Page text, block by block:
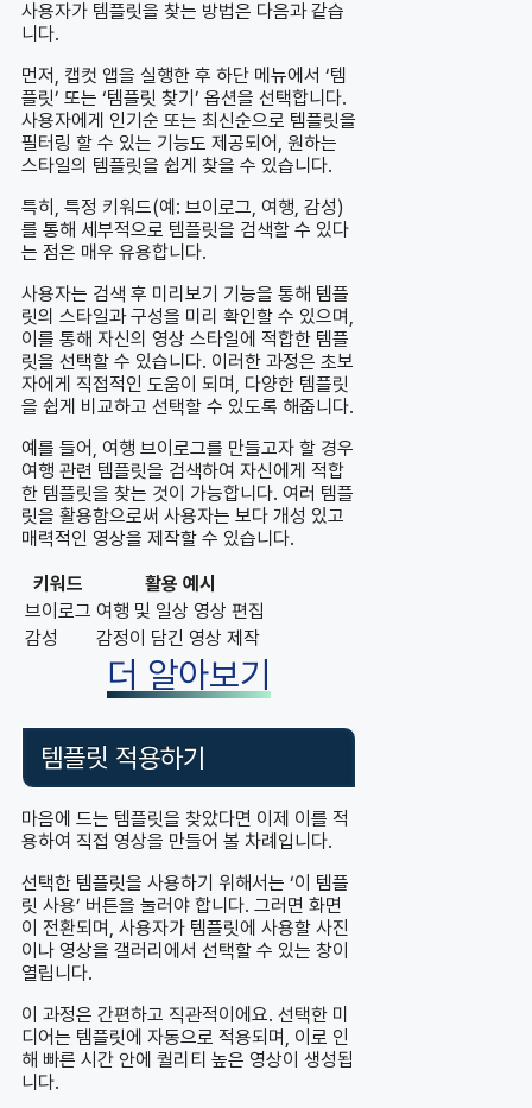
사용자가 템플릿을 찾는 방법은 다음과 같습
니다.
먼저, 캡컷 앱을 실행한 후 하단 메뉴에서 ‘템
플릿’ 또는 ‘템플릿 찾기’ 옵션을 선택합니다.
사용자에게 인기순 또는 최신순으로 템플릿을
필터링 할 수 있는 기능도 제공되어, 원하는
스타일의 템플릿을 쉽게 찾을 수 있습니다.
특히, 특정 키워드(예: 브이로그, 여행, 감성)
를 통해 세부적으로 템플릿을 검색할 수 있다
는 점은 매우 유용합니다.
사용자는 검색 후 미리보기 기능을 통해 템플
릿의 스타일과 구성을 미리 확인할 수 있으며,
이를 통해 자신의 영상 스타일에 적합한 템플
릿을 선택할 수 있습니다. 이러한 과정은 초보
자에게 직접적인 도움이 되며, 다양한 템플릿
을 쉽게 비교하고 선택할 수 있도록 해줍니다.
예를 들어, 여행 브이로그를 만들고자 할 경우
여행 관련 템플릿을 검색하여 자신에게 적합
한 템플릿을 찾는 것이 가능합니다. 여러 템플
릿을 활용함으로써 사용자는 보다 개성 있고
매력적인 영상을 제작할 수 있습니다.
키워드
활용 예시
브이로그 여행 및 일상 영상 편집
감성
감정이 담긴 영상 제작
더 알아보기
템플릿 적용하기
마음에 드는 템플릿을 찾았다면 이제 이를 적
용하여 직접 영상을 만들어 볼 차례입니다.
선택한 템플릿을 사용하기 위해서는 ‘이 템플
릿 사용’ 버튼을 눌러야 합니다. 그러면 화면
이 전환되며, 사용자가 템플릿에 사용할 사진
이나 영상을 갤러리에서 선택할 수 있는 창이
열립니다.
이 과정은 간편하고 직관적이에요. 선택한 미
디어는 템플릿에 자동으로 적용되며, 이로 인
해 빠른 시간 안에 퀄리티 높은 영상이 생성됩
니다.